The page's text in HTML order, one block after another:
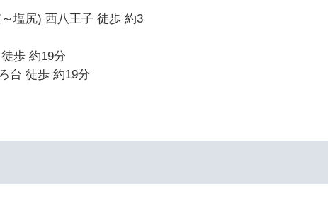
塩尻) 西八王子 徒歩 約3
歩 約19分
台 徒歩 約19分